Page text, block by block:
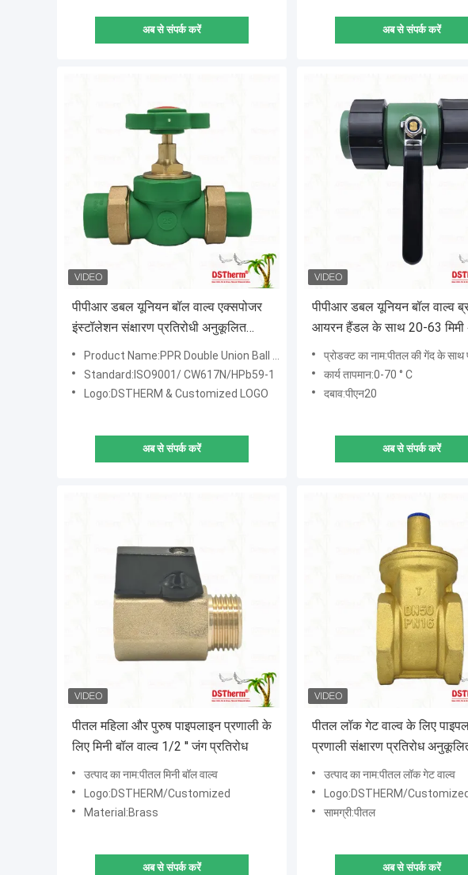
अब से संपर्क करें अब से संपर्क करें
पीपीआर डबल यूनियन बॉल वाल्व एक्सपोजर
इंस्टॉलेशन संक्षारण प्रतिरोधी अनुकूलित
आकारProduct Name:PPR Double Union Ball Valve
Standard:ISO9001/ CW617N/HPb59-1
Logo:DSTHERM & Customized LOGO
अब से संपर्क करें
पीपीआर डबल यूनियन बॉल वाल्व
आयरन हैंडल के साथ 20-63 मिमी
लोगो
प्रोडक्ट का नाम:पीतल की गेंद के साथ पीपीआर डबल
कार्य तापमान:0-70 ° C
दबाव:पीएन20
अब से संपर्क करें
पीतल महिला और पुरुष पाइपलाइन प्रणाली के
लिए मिनी बॉल वाल्व 1/2 '' जंग प्रतिरोध
उत्पाद का नाम:पीतल मिनी बॉल वाल्व
Logo:DSTHERM/Customized
Material:Brass
अब से संपर्क करें
पीतल लॉक गेट वाल्व के लिए
प्रणाली संक्षारण प्रतिरोध
उत्पाद का नाम:पीतल लॉक गेट वाल्व
Logo:DSTHERM/Customized
सामग्री:पीतल
अब से संपर्क करें